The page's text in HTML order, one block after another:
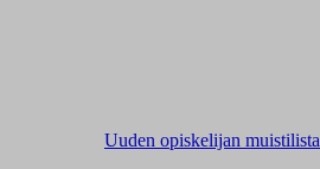
Uuden opiskelijan muistilista